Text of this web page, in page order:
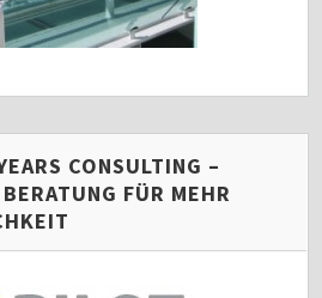
CONSULTING –
FÜR MEHR